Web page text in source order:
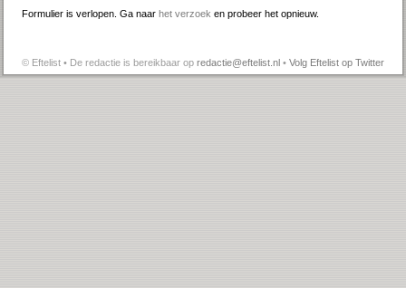
Formulier is verlopen. Ga naar het verzoek en probeer het opnieuw.
© Eftelist • De redactie is bereikbaar op redactie@eftelist.nl • Volg Eftelist op Twitter